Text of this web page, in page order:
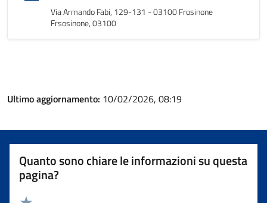
Via Armando Fabi, 129-131 - 03100 Frosinone
Frsosinone, 03100
Ultimo aggiornamento: 10/02/2026, 08:19
Quanto sono chiare le informazioni su questa
pagina?